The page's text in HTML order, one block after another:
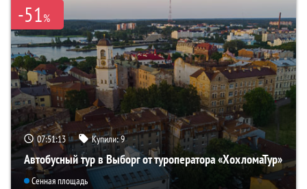
-51%
07:51:12 Купили:9
Автобусный тур в Выборг от туроператора «ХохломаТур»
Сенная площадь